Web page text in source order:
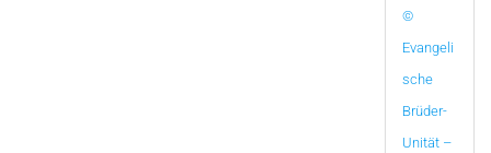
©
Evangeli
sche
Brüder-
Unität –